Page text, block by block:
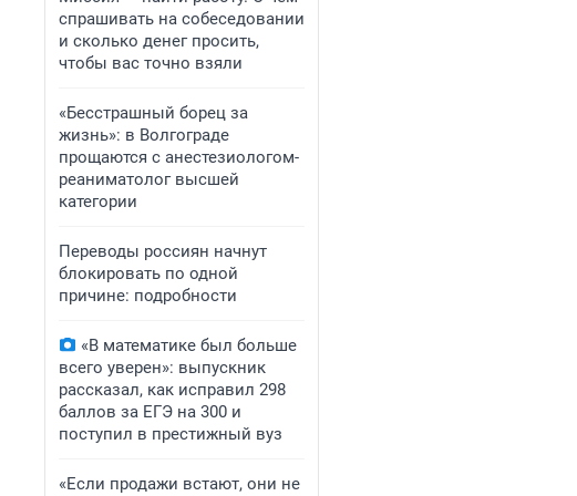
спрашивать на собеседовании
и сколько денег просить,
чтобы вас точно взяли
«Бесстрашный борец за
жизнь»: в Волгограде
прощаются с анестезиологом-
реаниматолог высшей
категории
Переводы россиян начнут
блокировать по одной
причине: подробности
«В математике был больше
всего уверен»: выпускник
рассказал, как исправил 298
баллов за ЕГЭ на 300 и
поступил в престижный вуз
«Если продажи встают, они не